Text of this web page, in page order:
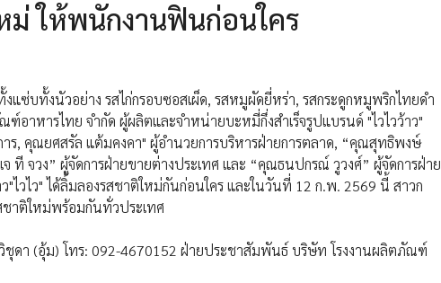
ม่ ให้พนักงานฟินก่อนใคร
ซ่บทั้งนัวอย่าง รสไก่กรอบซอสเผ็ด, รสหมูผัดยี่หร่า, รสกระดูกหมูพริกไทยดำ
าหารไทย จำกัด ผู้ผลิตและจำหน่ายบะหมี่กึ่งสำเร็จรูปแบรนด์ "ไวไวว้าว"
ร, คุณยศสรัล แต้มคงคา" ผู้อำนวยการบริหารฝ่ายการตลาด, “คุณสุทธิพงษ์
ที จวง” ผู้จัดการฝ่ายขายต่างประเทศ และ “คุณธนปกรณ์ วูวงศ์” ผู้จัดการฝ่าย
วไว" ได้ลิ้มลองรสชาติใหม่กันก่อนใคร และในวันที่ 12 ก.พ. 2569 นี้ สาวก
ชาติใหม่พร้อมกันทั่วประเทศ
ดา (อุ้ม) โทร: 092-4670152 ฝ่ายประชาสัมพันธ์ บริษัท โรงงานผลิตภัณฑ์